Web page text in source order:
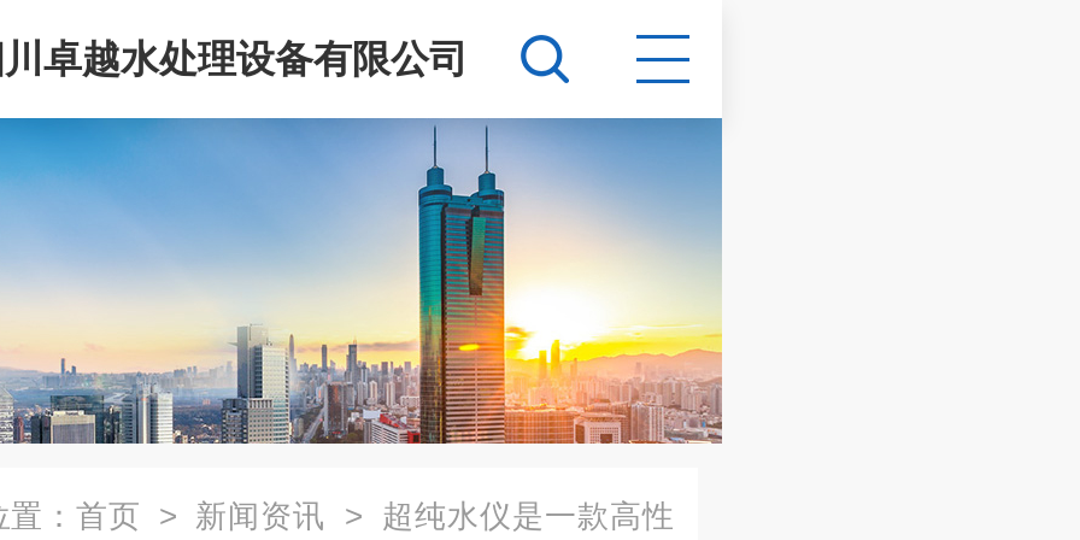
卓越水处理设备有限公司
： 首页 > 新闻资讯 > 超纯水仪是一款高性